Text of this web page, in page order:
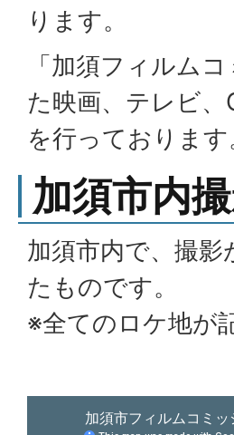
ります。
「加須フィルム
た映画、テレビ
を行っております
加須市内
加須市内で、撮
たものです。
※全てのロケ地が